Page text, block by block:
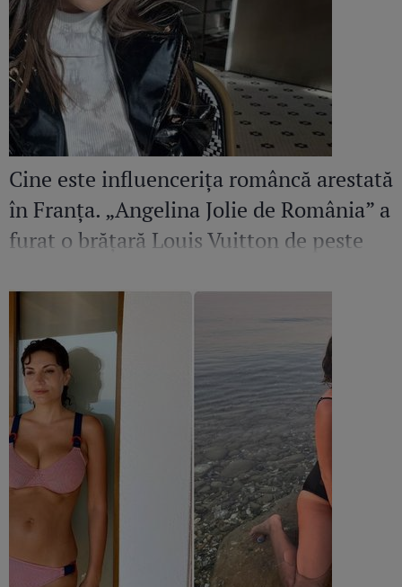
Cine este influencerița româncă arestată
în Franța. „Angelina Jolie de România” a
furat o brățară Louis Vuitton de peste